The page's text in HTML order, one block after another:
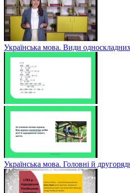
Українська мова. Види
Українська мова. Головні й